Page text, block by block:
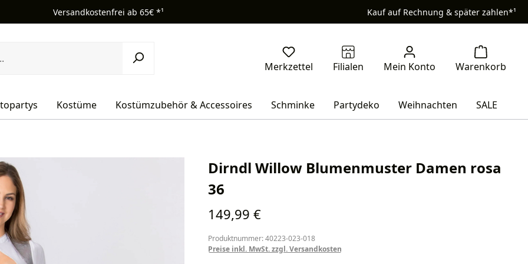
Versandkostenfrei ab 65€ *¹ Kauf auf Rechnung & später zahlen*¹
Kostüme Kostümzubehör & Accessoires Schminke Partydeko Weihnachten SALE
Dirndl Willow Blumenmuster Damen rosa
36
Regulärer Preis:
149,99 €
Produktnummer: 40223-023-018
Preise inkl. MwSt. zzgl. Versandkosten